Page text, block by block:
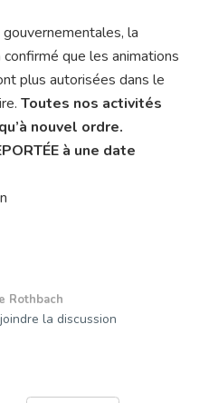
la
que les animations
plus autorisées dans le
Toutes nos activités
nouvel ordre.
à une date
Rothbach
la discussion